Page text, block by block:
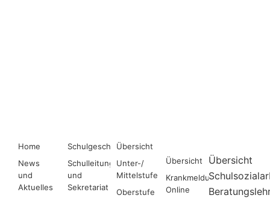
Home
News
und
Aktuelles
Schulgeschehen
Schulleitung
und
Sekretariat
Übersicht
Unter-/
Mittelstufe
Oberstufe
Übersicht
Krankmeldung-
Online
Übersicht